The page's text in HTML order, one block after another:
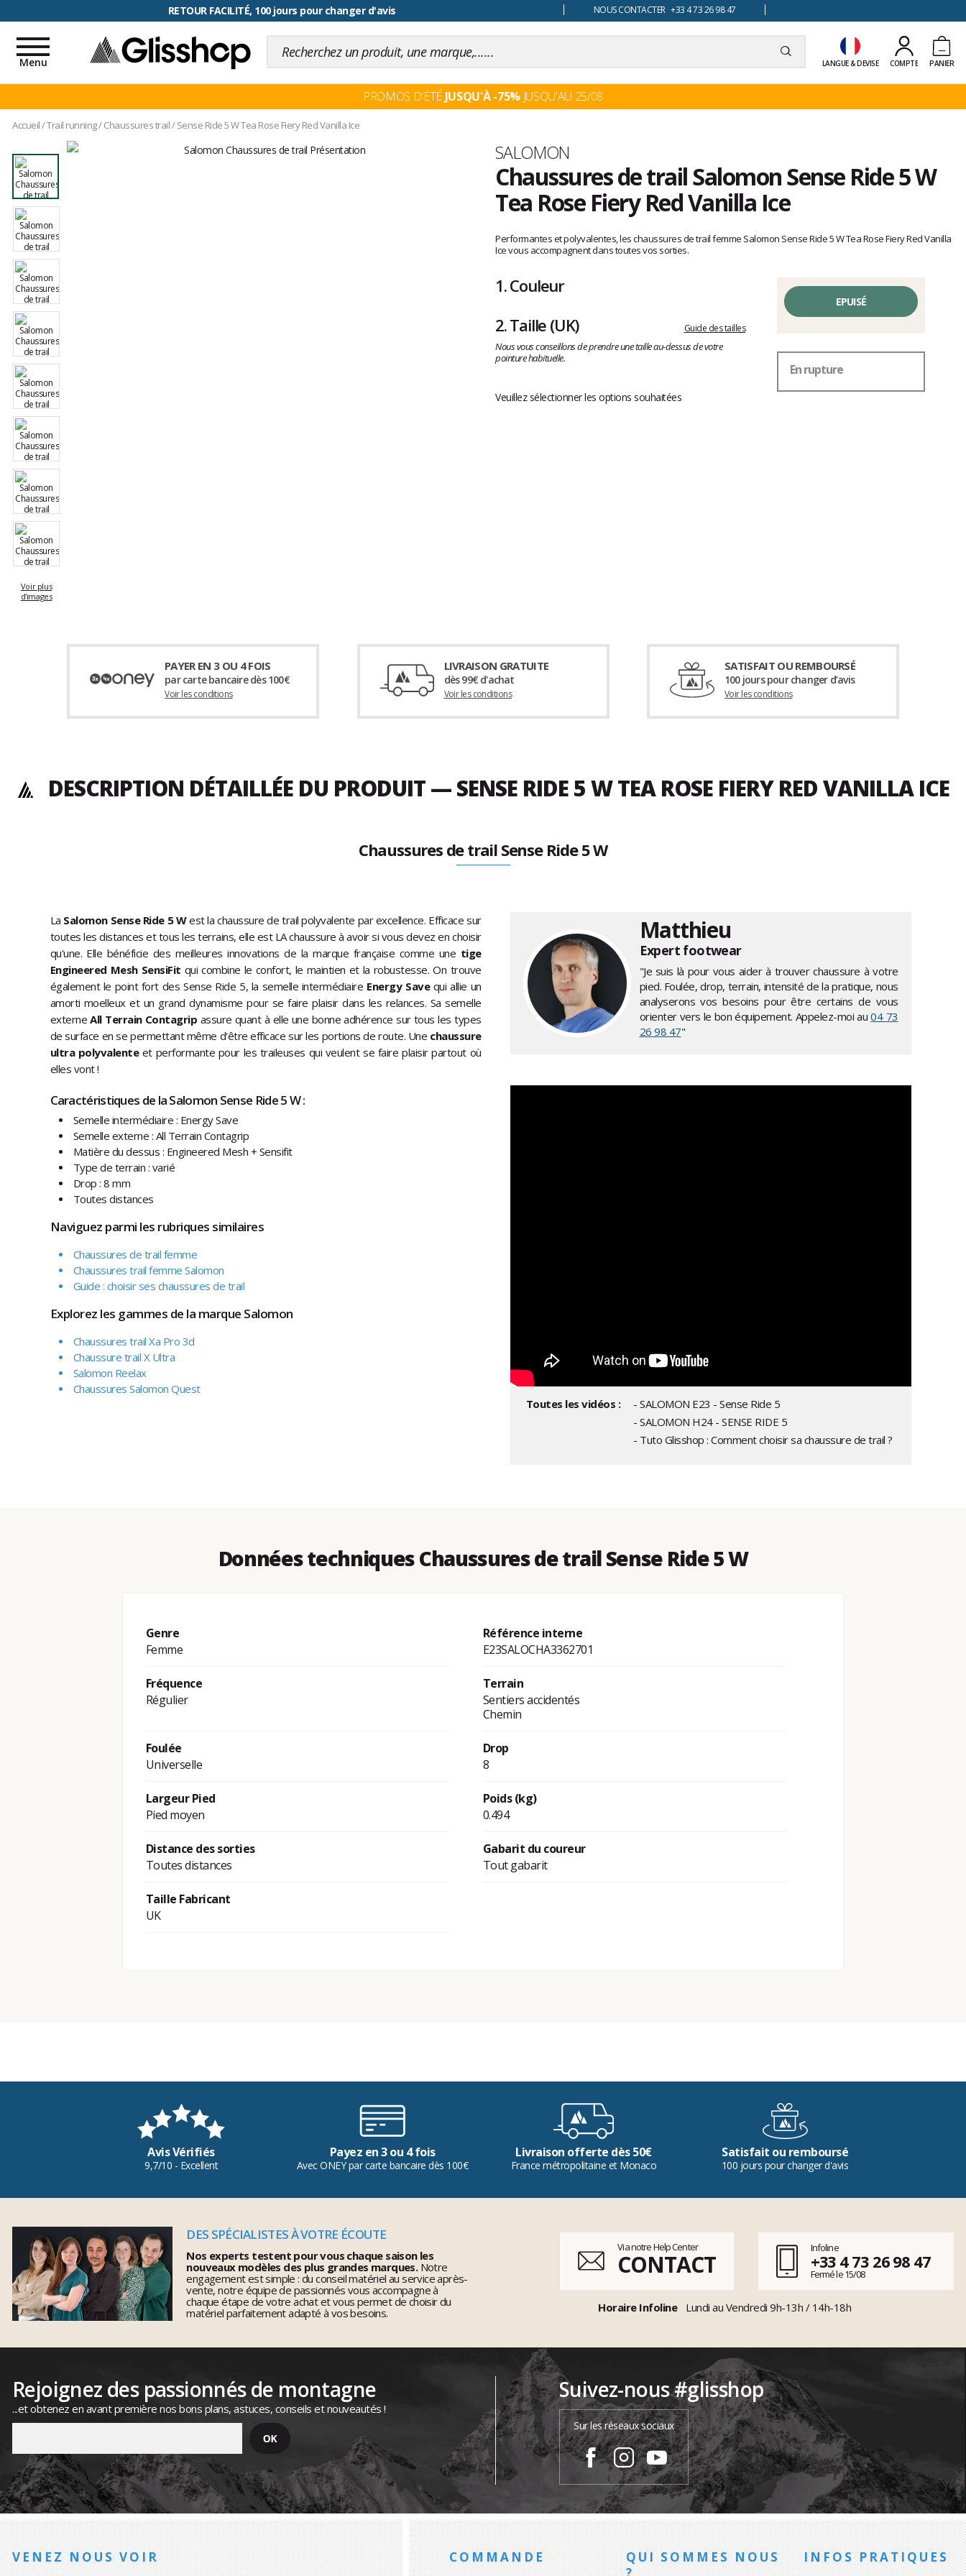
RETOUR FACILITÉ, 100 jours pour changer d'avis NOUS CONTACTER +33 4 73 26 98 47
LANGUE & DEVISE COMPTE PANIER
Toggle
navigation
Menu
PROMOS D'ÉTÉ JUSQU'À -75%JUSQU'AU 25/08
Accueil/Trail running/Chaussures trail/Sense Ride 5 W Tea Rose Fiery Red Vanilla Ice
Voir plus
d'images
Marque
SALOMON
Chaussures de trail Salomon Sense Ride 5 W
Tea Rose Fiery Red Vanilla Ice
avis
clients
Performantes et polyvalentes, les chaussures de trail femme Salomon Sense Ride 5 W Tea Rose Fiery Red Vanilla
Ice vous accompagnent dans toutes vos sorties.
1.Couleur
2.Taille (UK) Guide des tailles
Nous vous conseillons de prendre une taille au-dessus de votre
pointure habituelle.
Veuillez sélectionner les options souhaitées
EPUISÉ
En rupture
PAYER EN 3 OU 4 FOIS
par carte bancaire dès 100€
Voir les conditions
LIVRAISON GRATUITE
dès 99€ d'achat
Voir les conditions
SATISFAIT OU REMBOURSÉ
100 jours pour changer d’avis
Voir les conditions
DESCRIPTION DÉTAILLÉE DU PRODUIT — SENSE RIDE 5 W TEA ROSE FIERY RED VANILLA ICE
Chaussures de trail Sense Ride 5 W
La Salomon Sense Ride 5 West la chaussure de trail polyvalente par excellence. Efficace sur
toutes les distances et tous les terrains, elle est LA chaussure à avoir si vous devez en choisir
qu'une. Elle bénéficie des meilleures innovations de la marque française comme une tige
Engineered Mesh SensiFit qui combine le confort, le maintien et la robustesse. On trouve
également le point fort des Sense Ride 5, la semelle intermédiaire Energy Savequi allie un
amorti moelleux et un grand dynamisme pour se faire plaisir dans les relances. Sa semelle
externeAll Terrain Contagrip assure quant à elle une bonne adhérence sur tous les types
de surface en se permettant même d'être efficace sur les portions de route. Une chaussure
ultra polyvalenteet performante pour les traileuses qui veulent se faire plaisir partout où
elles vont !
Caractéristiques de la Salomon Sense Ride 5 W :
Semelle intermédiaire : Energy Save
Semelle externe : All Terrain Contagrip
Matière du dessus : Engineered Mesh + Sensifit
Type de terrain : varié
Drop : 8 mm
Toutes distances
Naviguez parmi les rubriques similaires
Chaussures de trail femme
Chaussures trail femme Salomon
Guide : choisir ses chaussures de trail
Explorez les gammes de la marque Salomon
Chaussures trail Xa Pro 3d
Chaussure trail X Ultra
Salomon Reelax
Chaussures Salomon Quest
Matthieu
Expert footwear
"Je suis là pour vous aider à trouver chaussure à votre
pied. Foulée, drop, terrain, intensité de la pratique, nous
analyserons vos besoins pour être certains de vous
orienter vers le bon équipement. Appelez-moi au04 73
26 98 47"
Toutes les vidéos :
- SALOMON E23 - Sense Ride 5
- SALOMON H24 - SENSE RIDE 5
- Tuto Glisshop : Comment choisir sa chaussure de trail ?
Données techniques Chaussures de trail Sense Ride 5 W
Genre
Femme
Référence interne
E23SALOCHA3362701
Fréquence
Régulier
Terrain
Sentiers accidentés
Chemin
Foulée
Universelle
Drop
8
Largeur Pied
Pied moyen
Poids (kg)
0.494
Distance des sorties
Toutes distances
Gabarit du coureur
Tout gabarit
Taille Fabricant
UK
Avis Vérifiés
9,7/10 - Excellent
Payez en 3 ou 4 fois
Avec ONEY par carte bancaire dès 100€
Livraison offerte dès 50€
France métropolitaine et Monaco
Satisfait ou remboursé
100 jours pour changer d'avis
DES SPÉCIALISTES À VOTRE ÉCOUTE
Nos experts testent pour vous chaque saison les
nouveaux modèles des plus grandes marques.Notre
engagement est simple : du conseil matériel au service après-
vente, notre équipe de passionnés vous accompagne à
chaque étape de votre achat et vous permet de choisir du
matériel parfaitement adapté à vos besoins.
Via notre Help Center
CONTACT
Infoline
+33 4 73 26 98 47
Fermé le 15/08
Horaire Infoline Lundi au Vendredi 9h-13h / 14h-18h
Rejoignez des passionnés de montagne
...et obtenez en avant première nos bons plans, astuces, conseils et nouveautés !
Suivez-nous #glisshop
Sur les réseaux sociaux
VENEZ NOUS VOIR COMMANDE
QUI SOMMES NOUS
INFOS PRATIQUES